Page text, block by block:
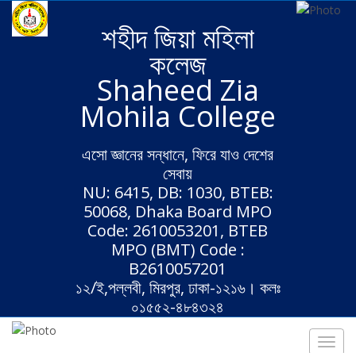
শহীদ জিয়া মহিলা
কলেজ
Shaheed Zia
Mohila College
এসো জ্ঞানের সন্ধানে, ফিরে যাও দেশের
সেবায়
NU: 6415, DB: 1030, BTEB:
50068, Dhaka Board MPO
Code: 2610053201, BTEB
MPO (BMT) Code :
B2610057201
১২/ই,পল্লবী, মিরপুর, ঢাকা-১২১৬। কলঃ
০১৫৫২-৪৮৪৩২৪